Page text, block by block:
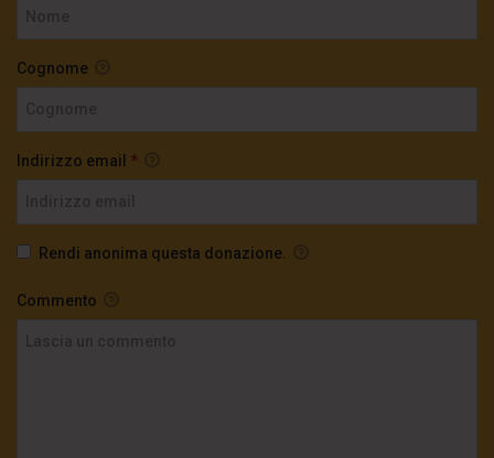
Cognome
Indirizzo email *
Rendi anonima questa donazione.
Commento